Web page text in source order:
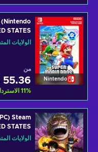
Nintendo
(Nintendo
STATES
الولايات
من
55.36
11%
Steam
STATES
الولايات